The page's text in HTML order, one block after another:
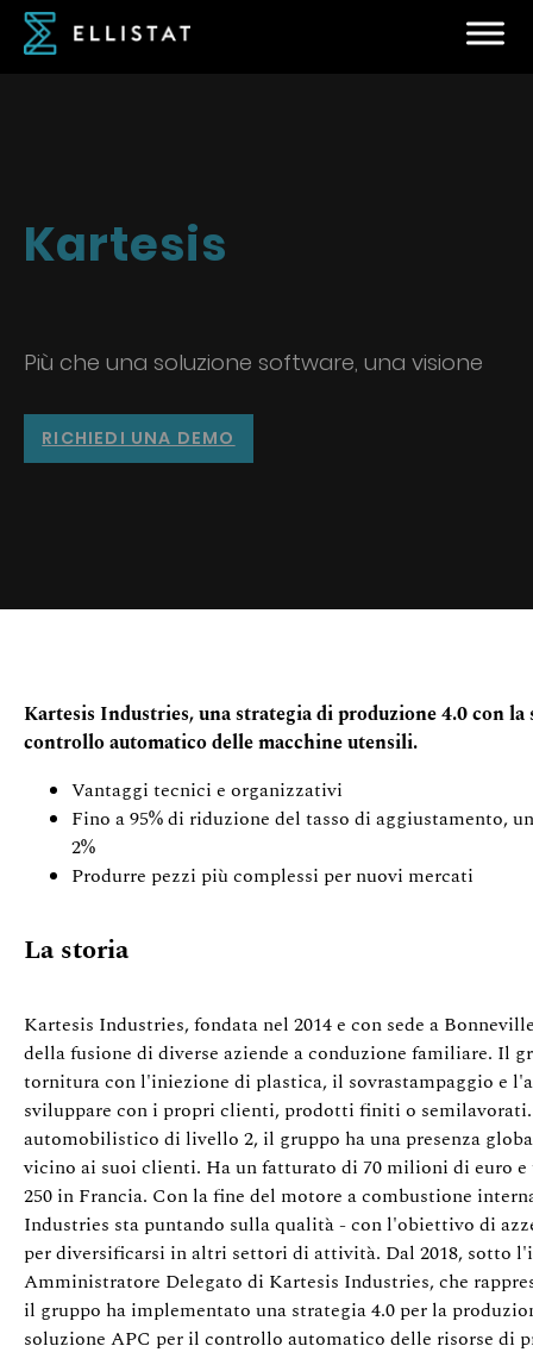
Kartesis
Più che una soluzione software, una visione
RICHIEDI UNA DEMO
Kartesis Industries, una strategia di produzione 4.0 con
controllo automatico delle macchine utensili.
Vantaggi tecnici e organizzativi
Fino a 95% di riduzione del tasso di aggiustamento,
2%
Produrre pezzi più complessi per nuovi mercati
La storia
Kartesis Industries, fondata nel 2014 e con sede a
della fusione di diverse aziende a conduzione familiare. Il
tornitura con l'iniezione di plastica, il sovrastampaggio e
sviluppare con i propri clienti, prodotti finiti o
automobilistico di livello 2, il gruppo ha una presenza
vicino ai suoi clienti. Ha un fatturato di 70 milioni di euro e
250 in Francia. Con la fine del motore a combustione
Industries sta puntando sulla qualità - con l'obiettivo di
per diversificarsi in altri settori di attività. Dal 2018, sotto
Amministratore Delegato di Kartesis Industries, che
il gruppo ha implementato una strategia 4.0 per la
soluzione APC per il controllo automatico delle risorse di